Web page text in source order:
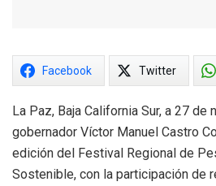
Facebook Twitter
La Paz, Baja California Sur, a 27 de
gobernador Víctor Manuel Castro
edición del Festival Regional de
Sostenible, con la participación de